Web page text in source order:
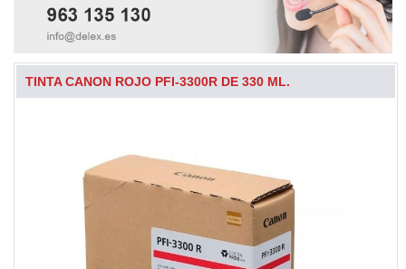
TINTA CANON ROJO PFI-3300R DE 330 ML.